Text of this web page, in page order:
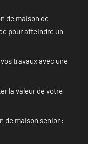
de maison de
pour atteindre un
travaux avec une
la valeur de votre
de maison senior :